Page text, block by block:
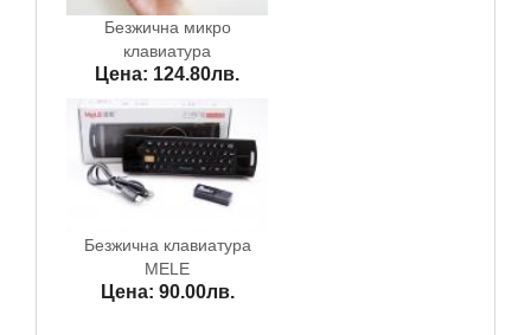
Безжична микро
клавиатура
Цена: 124.80лв.
Безжична клавиатура
MELE
Цена: 90.00лв.